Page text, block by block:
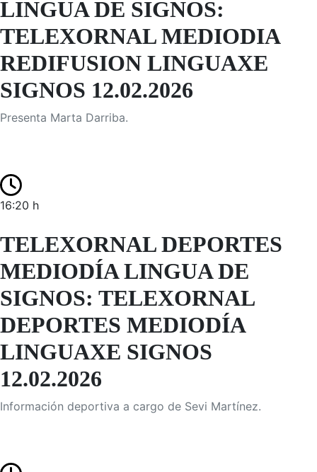
LINGUA DE SIGNOS:
TELEXORNAL MEDIODIA
REDIFUSION LINGUAXE
SIGNOS 12.02.2026
Presenta Marta Darriba.
16:20 h
TELEXORNAL DEPORTES
MEDIODÍA LINGUA DE
SIGNOS: TELEXORNAL
DEPORTES MEDIODÍA
LINGUAXE SIGNOS
12.02.2026
Información deportiva a cargo de Sevi Martínez.